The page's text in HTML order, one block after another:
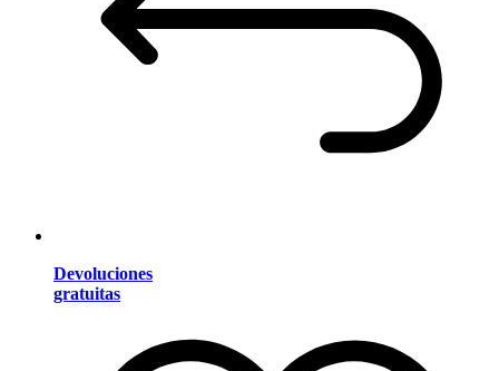
Devoluciones
gratuitas